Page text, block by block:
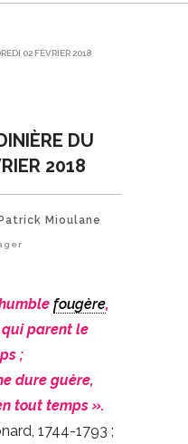
02 FÉVRIER 2018
DU
2018
Mioulane
fougère,
qui parent le
;
dure guère,
tout temps ».
1744-1793 ;